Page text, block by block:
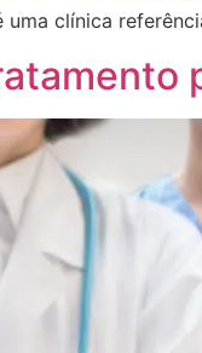
clínica